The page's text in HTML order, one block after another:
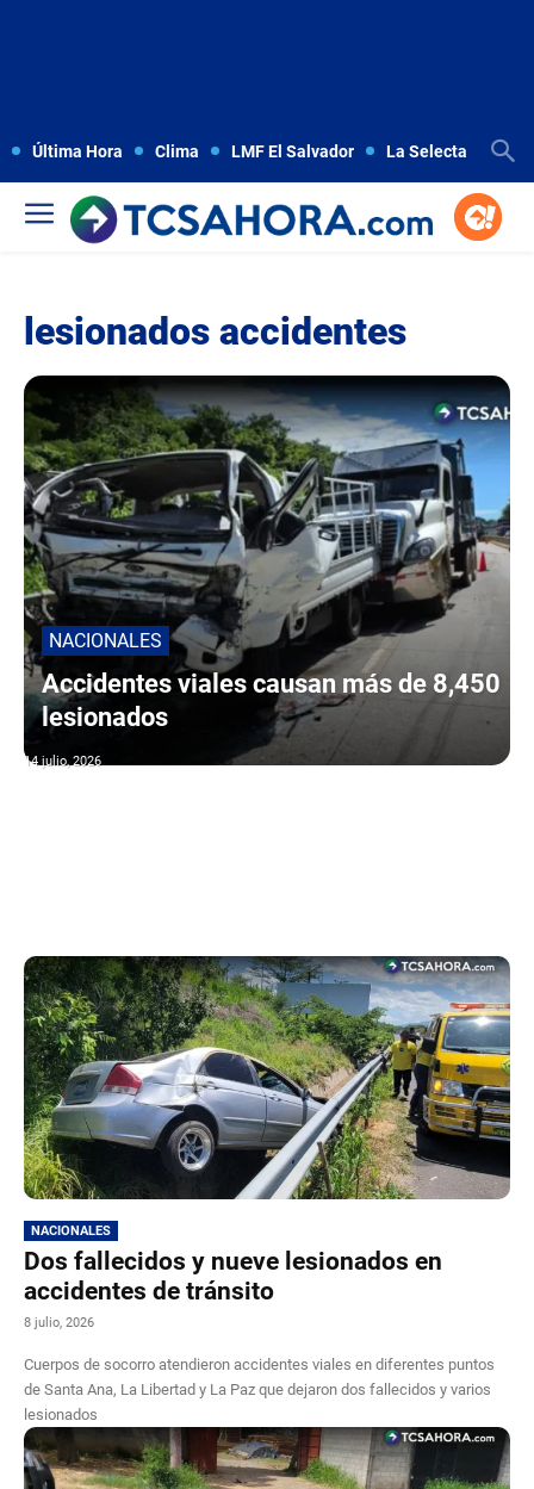
Última Hora Clima LMF El Salvador La Selecta
lesionados accidentes
NACIONALES
Accidentes viales causan más de 8,450
lesionados
14 julio, 2026
NACIONALES
Dos fallecidos y nueve lesionados en
accidentes de tránsito
8 julio, 2026
Cuerpos de socorro atendieron accidentes viales en diferentes puntos
de Santa Ana, La Libertad y La Paz que dejaron dos fallecidos y varios
lesionados